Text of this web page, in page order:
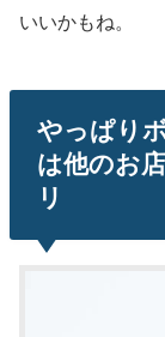
いいかもね。
やっぱり
は他のお
リ